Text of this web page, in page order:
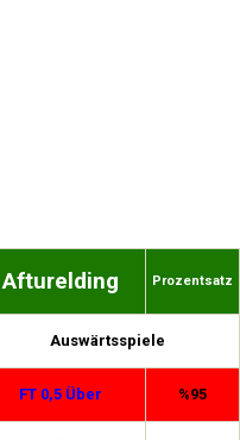
Afturelding Prozentsatz
Auswärtsspiele
FT 0,5 Über %95